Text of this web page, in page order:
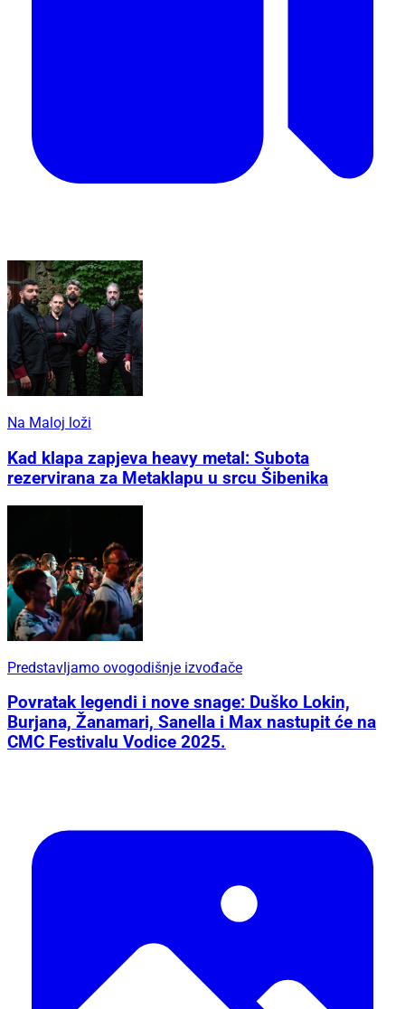
Na Maloj loži
Kad klapa zapjeva heavy metal: Subota
rezervirana za Metaklapu u srcu Šibenika
Predstavljamo ovogodišnje izvođače
Povratak legendi i nove snage: Duško Lokin,
Burjana, Žanamari, Sanella i Max nastupit će na
CMC Festivalu Vodice 2025.